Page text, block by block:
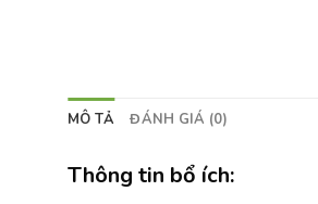
MÔ TẢ ĐÁNH GIÁ (0)
Thông tin bổ ích: